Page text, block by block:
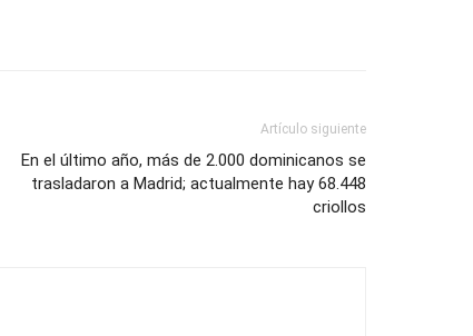
Artículo siguiente
En el último año, más de 2.000 dominicanos se
trasladaron a Madrid; actualmente hay 68.448
criollos